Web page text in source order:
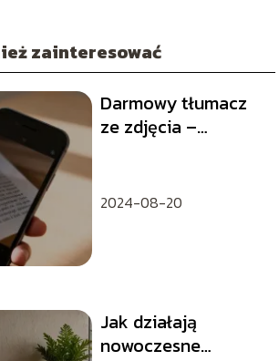
zainteresować
Darmowy tłumacz
ze zdjęcia –
2024-08-20
Jak działają
nowoczesne